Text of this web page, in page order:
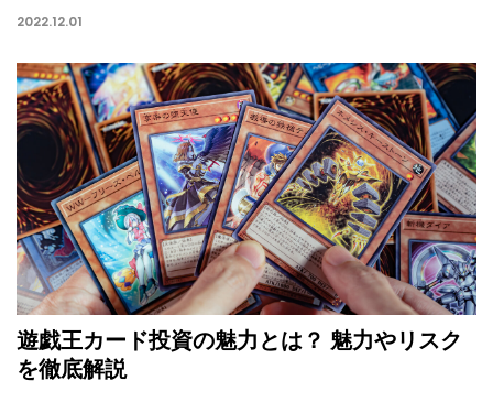
2022.12.01
遊戯王カード投資の魅力とは？ 魅力やリスク
を徹底解説